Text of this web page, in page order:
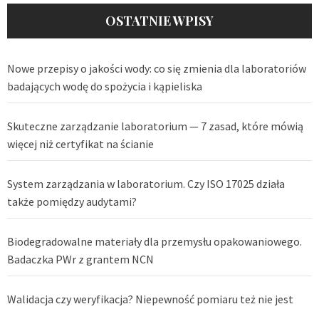
OSTATNIE WPISY
Nowe przepisy o jakości wody: co się zmienia dla laboratoriów
badających wodę do spożycia i kąpieliska
Skuteczne zarządzanie laboratorium — 7 zasad, które mówią
więcej niż certyfikat na ścianie
System zarządzania w laboratorium. Czy ISO 17025 działa
także pomiędzy audytami?
Biodegradowalne materiały dla przemysłu opakowaniowego.
Badaczka PWr z grantem NCN
Walidacja czy weryfikacja? Niepewność pomiaru też nie jest